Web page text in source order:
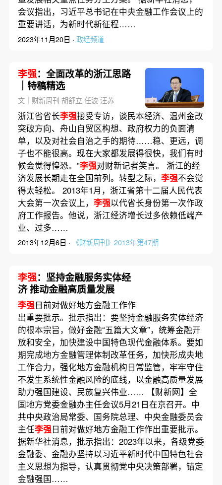
会议指出，习近平总书记在中央金融工作会议上的
重要讲话，为新时代新征程……
2023年11月20日 · 政经频道
李强：全面改革的浙江思路
｜特稿精选
文｜财新周刊 胡舒立 任波 汪苏
浙江省省长李强接受专访，谈民本经济、温州金改
突破方向、舟山自贸区构想、政府权力的负面清
单，以及对社会自治之手的期待……稳、更远，调
子也不能很高。现在大家都发展得很快，我们有时
候会觉得惶恐。”李强对财新记者笑言。 浙江的经
济发展长期走在全国前列。转型之际， 李强不会觉
得太轻松。 2013年1月，浙江省第十二届人民代表
大会第一次会议上， 李强以代省长身份第一次作政
府工作报告。他说，浙江经济增长过多依赖低端产
业、过多……
2013年12月6日 · 《财新周刊》2013年第47期
李强：坚持金融服务实体经
济 推动金融高质量发展
李强日前对做好地方金融工作作
出重要批示。批示指出：要坚持金融服务实体经济
的根本宗旨，做好金融“五篇大文章”，统筹金融开
放和安全，加快建设中国特色现代金融体系。要如
期完成地方金融管理体制改革任务，加快形成央地
工作合力，强化地方金融机构日常监管，牢牢守住
不发生系统性金融风险的底线，以金融高质量发展
助力强国建设、民族复兴伟业…… 【财新网】全
国地方党委金融办主任会议5月21日在京召开。中
共中央政治局常委、国务院总理、中央金融委员会
主任李强日前对做好地方金融工作作出重要批示。
据新华社消息，批示指出：2023年以来，各级党委
金融委、金融办坚持以习近平新时代中国特色社会
主义思想为指导，认真贯彻党中央决策部署，锚定
金融强国……